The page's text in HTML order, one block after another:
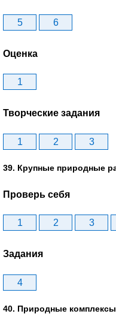
5 6
Оценка
1
Творческие задания
1 2 3
39. Крупные природные
Проверь себя
1 2 3
Задания
4
40. Природные